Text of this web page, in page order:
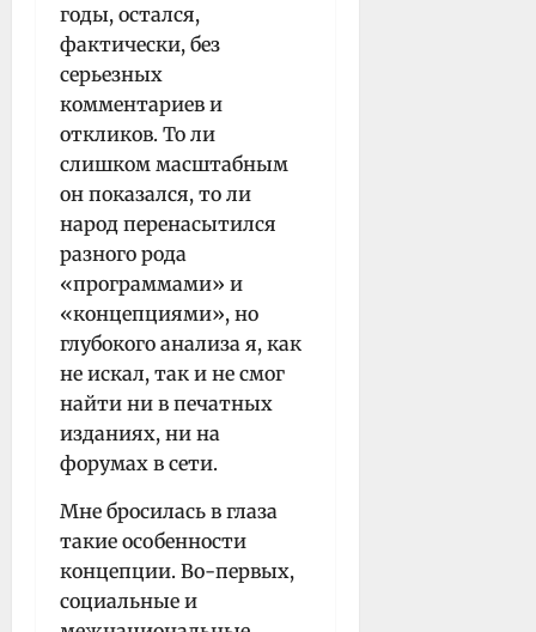
годы, остался,
фактически, без
серьезных
комментариев и
откликов. То ли
слишком масштабным
он показался, то ли
народ перенасытился
разного рода
«программами» и
«концепциями», но
глубокого анализа я, как
не искал, так и не смог
найти ни в печатных
изданиях, ни на
форумах в сети.
Мне бросилась в глаза
такие особенности
концепции. Во-первых,
социальные и